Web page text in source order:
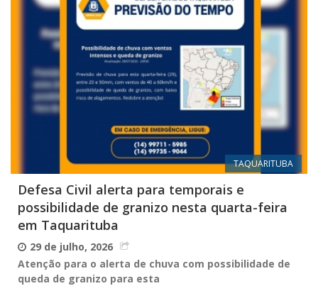
TAQUARITUBA
Defesa Civil alerta para temporais e
possibilidade de granizo nesta quarta-feira
em Taquarituba
29 de julho, 2026
Atenção para o alerta de chuva com possibilidade de
queda de granizo para esta